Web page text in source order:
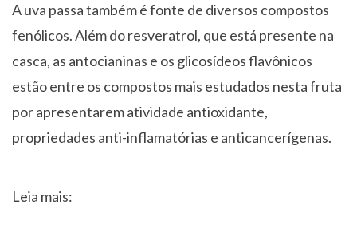
A uva passa também é fonte de diversos compostos
fenólicos. Além do resveratrol, que está presente na
casca, as antocianinas e os glicosídeos flavônicos
estão entre os compostos mais estudados nesta fruta
por apresentarem atividade antioxidante,
propriedades anti-inflamatórias e anticancerígenas.
Leia mais: